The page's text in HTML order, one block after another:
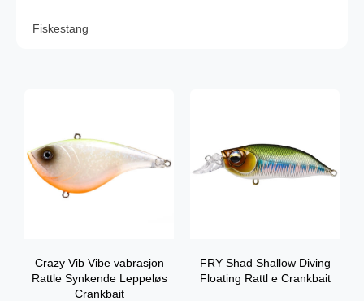
Fiskestang
Crazy Vib Vibe vabrasjon
Rattle Synkende Leppeløs
Crankbait
FRY Shad Shallow Diving
Floating Rattl e Crankbait